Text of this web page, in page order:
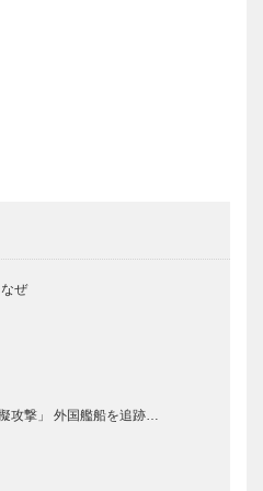
ぜ
攻撃」 外国艦船を追跡…